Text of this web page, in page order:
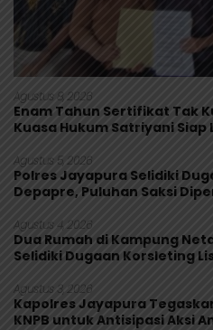
Agustus 8, 2026
Enam Tahun Sertifikat Tak
Kuasa Hukum Satriyani
Agustus 5, 2026
Polres Jayapura Selidiki
Depapre, Puluhan Saksi
Agustus 4, 2026
Dua Rumah di Kampung
Selidiki Dugaan Korsleting
Agustus 3, 2026
Kapolres Jayapura
KNPB untuk Antisipasi Aksi